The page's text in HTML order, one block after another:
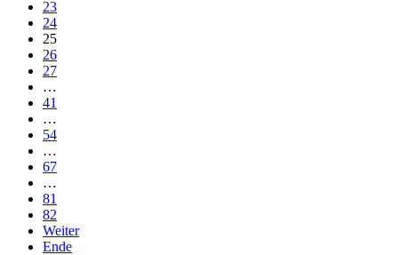
23
24
25
26
27
…
41
…
54
…
67
…
81
82
Weiter
Ende